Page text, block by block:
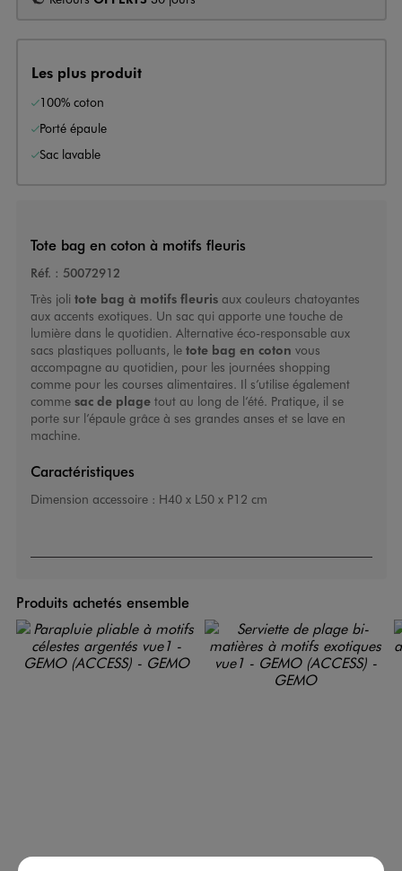
Les plus produit
100% coton
Porté épaule
Sac lavable
Tote bag en coton à motifs fleuris
Réf. : 50072912
Très joli tote bag à motifs fleurisaux couleurs chatoyantes
aux accents exotiques. Un sac qui apporte une touche de
lumière dans le quotidien. Alternative éco-responsable aux
sacs plastiques polluants, le tote bag en coton vous
accompagne au quotidien, pour les journées shopping
comme pour les courses alimentaires. Il s’utilise également
comme sac de plagetout au long de l’été. Pratique, il se
porte sur l’épaule grâce à ses grandes anses et se lave en
machine.
Caractéristiques
Dimension accessoire : H40 x L50 x P12 cm
Produits achetés ensemble